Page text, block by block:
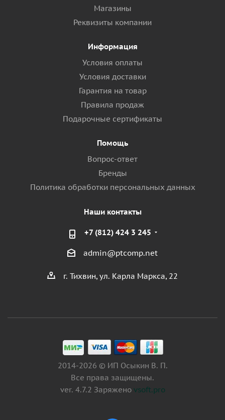
Магазины
Реквизиты компании
Информация
Условия оплаты
Условия доставки
Гарантия на товар
Правила продаж
Подарочные сертификаты
Помощь
Вопрос-ответ
Бренды
Политика обработки персональных данных
Наши контакты
+7 (812) 424 3 245
admin@ptcomp.net
г. Тихвин, ул. Карла Маркса, 22
2014-2026 © ИП Осыкин В. П.
Все права защищены.
ver. 4.7.2 Заряжено vsoft.pro